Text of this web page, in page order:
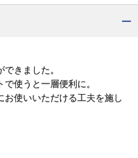
きました。
使うと一層便利に。
使いいただける工夫を施し